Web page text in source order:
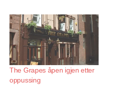
The Grapes åpen igjen etter
oppussing